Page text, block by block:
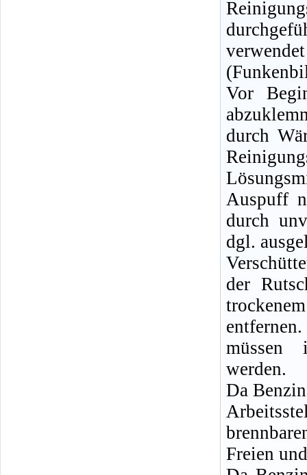
Vor
durch
Auspuff
durch
dgl.
der
müssen
werden.
Da
Freien